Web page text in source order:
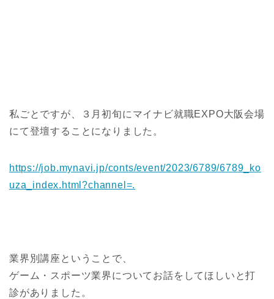
私ごとですが、３月初旬にマイナビ就職EXPO大阪会場
にて登壇することになりました。
https://job.mynavi.jp/conts/event/2023/6789/6789_ko
uza_index.html?channel=.
業界別講座ということで、
ゲーム・スポーツ業界についてお話をしてほしいと打
診がありました。